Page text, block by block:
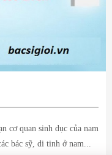
cơ quan sinh dục của nam
bác sỹ, di tinh ở nam...